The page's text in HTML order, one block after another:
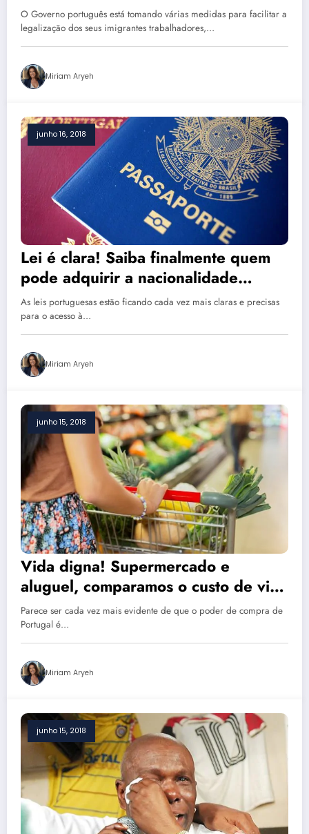
portuguesa
O Governo português está tomando várias medidas para facilitar a
legalização dos seus imigrantes trabalhadores,…
Miriam Aryeh
junho 16, 2018
Lei é clara! Saiba finalmente quem
pode adquirir a nacionalidade
portuguesa: guia completo
As leis portuguesas estão ficando cada vez mais claras e precisas
para o acesso à…
Miriam Aryeh
junho 15, 2018
Vida digna! Supermercado e
aluguel, comparamos o custo de vida
do Brasil e Portugal
Parece ser cada vez mais evidente de que o poder de compra de
Portugal é…
Miriam Aryeh
junho 15, 2018